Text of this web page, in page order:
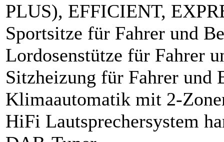
PLUS), EFFICIENT,
Sportsitze für Fahrer und
Lordosenstütze für Fahrer
Sitzheizung für Fahrer und
Klimaautomatik mit 2-
HiFi Lautsprechersystem